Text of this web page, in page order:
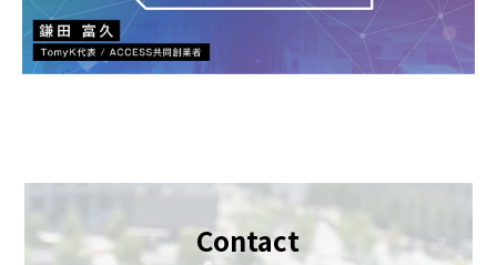
Contact